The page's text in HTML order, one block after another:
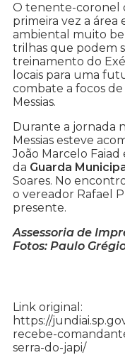
O tenente-coronel
primeira vez a área
ambiental muito
trilhas que podem
treinamento do
locais para uma
combate a focos
Messias.
Durante a jornada
Messias esteve
João Marcelo Faiad
da Guarda
Soares. No
o vereador Rafael
presente.
Assessoria de
Fotos: Paulo
Link original:
https://
recebe-
serra-do-japi/